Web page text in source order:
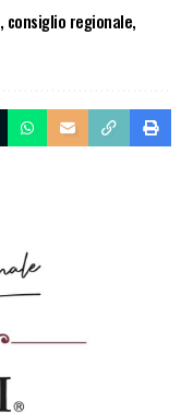
, consiglio regionale,